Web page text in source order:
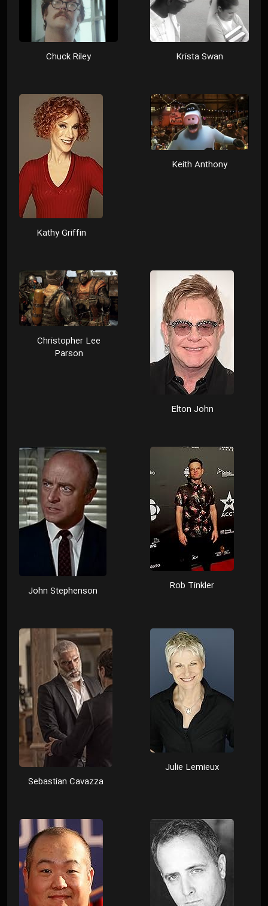
Krista Swan
Chuck Riley
Keith Anthony
Kathy Griffin
Elton John
Christopher Lee
Parson
Rob Tinkler
John Stephenson
Julie Lemieux
Sebastian Cavazza